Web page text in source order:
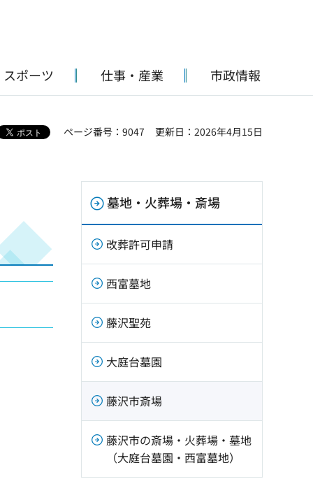
ポーツ 仕事・産業 市政情報
ページ番号：9047 更新日：2026年4月15日
墓地・火葬場・斎場
改葬許可申請
西富墓地
藤沢聖苑
大庭台墓園
藤沢市斎場
藤沢市の斎場・火葬場・墓地
（大庭台墓園・西富墓地）